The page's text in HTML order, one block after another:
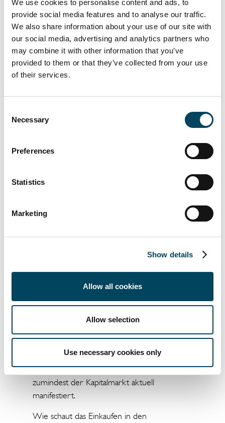
We use cookies to personalise content and ads, to
provide social media features and to analyse our traffic.
We also share information about your use of our site with
our social media, advertising and analytics partners who
may combine it with other information that you’ve
provided to them or that they’ve collected from your use
of their services.
Selection
Necessary
Preferences
Statistics
Marketing
Show details
Allow all cookies
Allow selection
Use necessary cookies only
Jahresvergleich 2019 auf 2020 eine
nie dagewesene Bandbreite aufzeigen,
mit den Spitzenreitern Österreich
und Schweiz (+46 %) und dem
größten Rückgang in Italien (-82 %)?
noch ein knappes Plus mit +4 %
erreichte, gefolgt von Deutschland mit
Dieser Überblick muss selbstverständlich
zweifelsfrei auch Gewinner und Verlierer.
Doch hier sollte der Blick nach der
Neupositionierung gnadenlos nach vorne
Investoren verlieren zunehmend die Lust
auf das Asset „Retail“. Eine Aussage, welche
zumindest der Kapitalmarkt aktuell
manifestiert.
Wie schaut das Einkaufen in den